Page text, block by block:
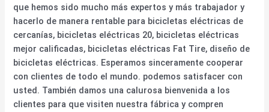
que hemos sido mucho más expertos y más trabajador y
hacerlo de manera rentable para bicicletas eléctricas de
cercanías, bicicletas eléctricas 20, bicicletas eléctricas
mejor calificadas, bicicletas eléctricas Fat Tire, diseño de
bicicletas eléctricas. Esperamos sinceramente cooperar
con clientes de todo el mundo. podemos satisfacer con
usted. También damos una calurosa bienvenida a los
clientes para que visiten nuestra fábrica y compren